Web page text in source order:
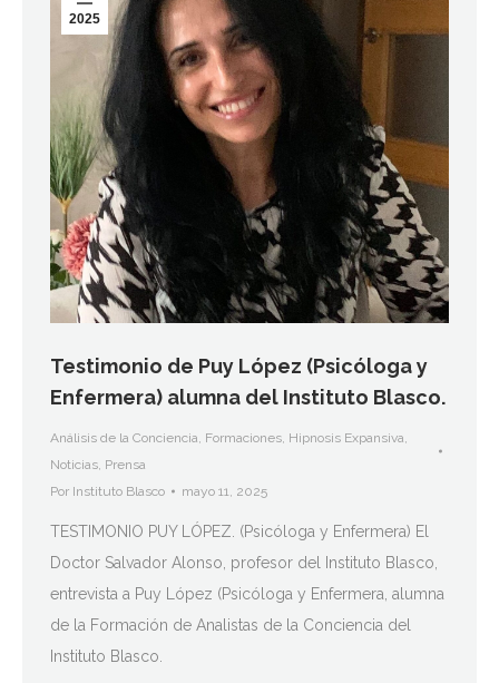
2025
Testimonio de Puy López (Psicóloga y
Enfermera) alumna del Instituto Blasco.
Análisis de la Conciencia, Formaciones, Hipnosis Expansiva,
Noticias, Prensa
Por Instituto Blasco mayo 11, 2025
TESTIMONIO PUY LÓPEZ. (Psicóloga y Enfermera) El
Doctor Salvador Alonso, profesor del Instituto Blasco,
entrevista a Puy López (Psicóloga y Enfermera, alumna
de la Formación de Analistas de la Conciencia del
Instituto Blasco.